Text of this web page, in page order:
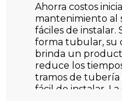
Ahorra costos
mantenimiento al
fáciles de instalar.
forma tubular, su
brinda un
reduce los
tramos de tubería
fácil de instalar.